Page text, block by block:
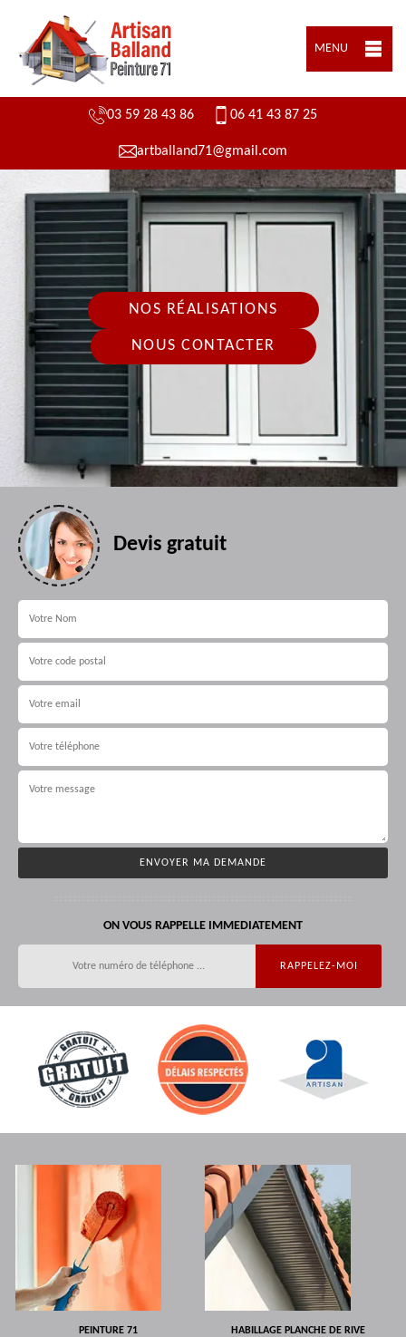
MENU
03 59 28 43 86 06 41 43 87 25
artballand71@gmail.com
NOS RÉALISATIONS
NOUS CONTACTER
Devis gratuit
ON VOUS RAPPELLE IMMEDIATEMENT
PEINTURE 71
HABILLAGE PLANCHE DE RIVE